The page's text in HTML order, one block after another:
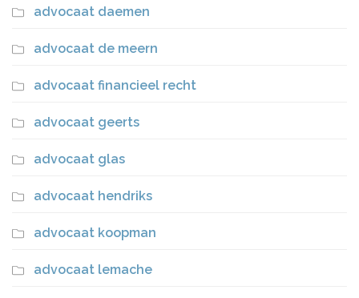
advocaat daemen
advocaat de meern
advocaat financieel recht
advocaat geerts
advocaat glas
advocaat hendriks
advocaat koopman
advocaat lemache